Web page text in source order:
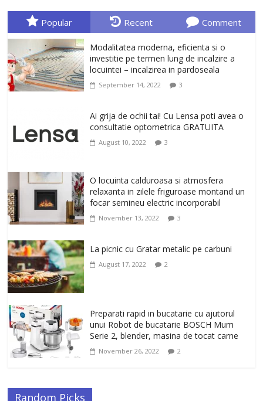
ori o provocare. Idei inedite, cadouri
originale, le puteti avea la Giftspot.ro,
alegere buna, Oglinda de baie cu mărire
și iluminare LED
February 20, 2026 0
un corp sanatos si armonios dezvoltat,
cu Flexor Fitness-dispozitiv pentru
tonifiere muschi
Un ten regenerat, fara riduri. Crema
antirid Ivatherm pentru o piele neteda si
elastica.
February 6, 2026 0
Popular Recent Comment
Modalitatea moderna, eficienta si o
investitie pe termen lung de incalzire a
locuintei – incalzirea in pardoseala
September 14, 2022 3
Ai grija de ochii tai! Cu Lensa poti avea o
consultatie optometrica GRATUITA
August 10, 2022 3
O locuinta calduroasa si atmosfera
relaxanta in zilele friguroase montand un
focar semineu electric incorporabil
November 13, 2022 3
La picnic cu Gratar metalic pe carbuni
August 17, 2022 2
Preparati rapid in bucatarie cu ajutorul
unui Robot de bucatarie BOSCH Mum
Serie 2, blender, masina de tocat carne
November 26, 2022 2
Random Picks